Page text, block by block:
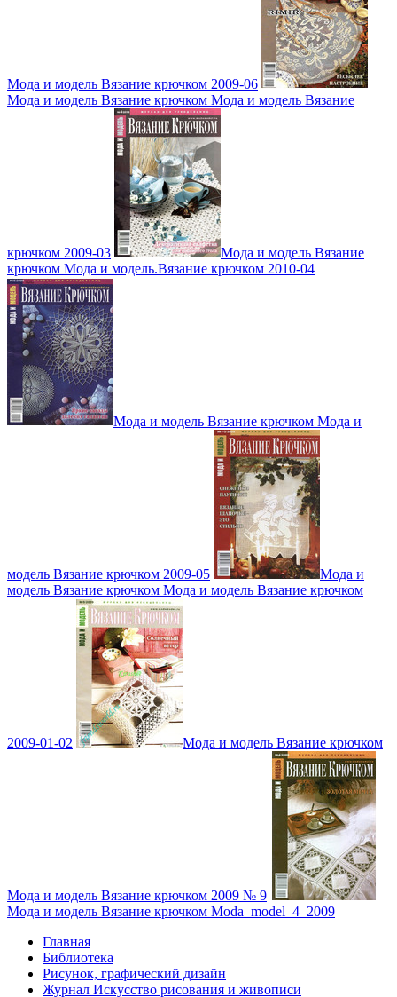
Мода и модель Вязание крючком 2009-06
Мода и модель Вязание крючком Мода и модель Вязание
крючком 2009-03
Мода и модель Вязание
крючком Мода и модель.Вязание крючком 2010-04
Мода и модель Вязание крючком Мода и
модель Вязание крючком 2009-05
Мода и
модель Вязание крючком Мода и модель Вязание крючком
2009-01-02 Мода и модель Вязание крючком
Мода и модель Вязание крючком 2009 № 9
Мода и модель Вязание крючком Moda_model_4_2009
Главная
Библиотека
Рисунок, графический дизайн
Журнал Искусство рисования и живописи